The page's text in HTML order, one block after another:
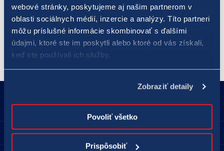
webové stránky, poskytujeme aj našim partnerom v
oblasti sociálnych médií, inzercie a analýzy. Títo partneri
môžu príslušné informácie skombinovať s ďalšími
údajmi, ktoré ste im poskytli alebo ktoré od vás získali,
keď ste používali ich služby.
Zobraziť detaily
Povoliť všetko
Prispôsobiť
zodpovedne, hrajte pre radosť!
(Poznámka: Spoločnosť TIPOS používa v texte tzv. generické maskulínum - hráč,
resp. výherca, pod ktorým sa môže rozumieť osoba mužského, rovnako aj
Spoločnosť TIPOS